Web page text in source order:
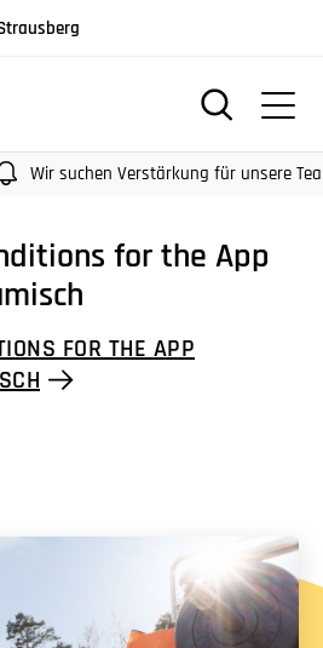
Wir suchen Verstärkung für unsere
for the App
FOR THE APP